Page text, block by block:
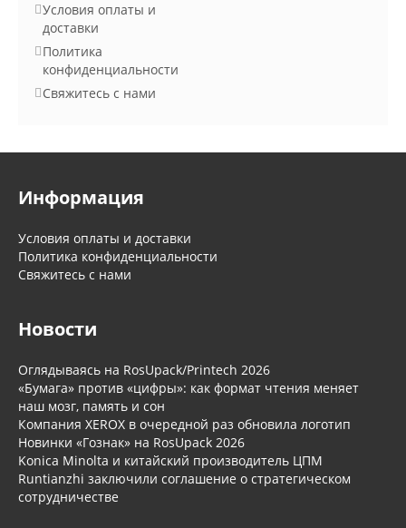
Условия оплаты и
доставки
Политика
конфиденциальности
Свяжитесь с нами
Информация
Условия оплаты и доставки
Политика конфиденциальности
Свяжитесь с нами
Новости
Оглядываясь на RosUpack/Printech 2026
«Бумага» против «цифры»: как формат чтения меняет
наш мозг, память и сон
Компания XEROX в очередной раз обновила логотип
Новинки «Гознак» на RosUpack 2026
Konica Minolta и китайский производитель ЦПМ
Runtianzhi заключили соглашение о стратегическом
сотрудничестве